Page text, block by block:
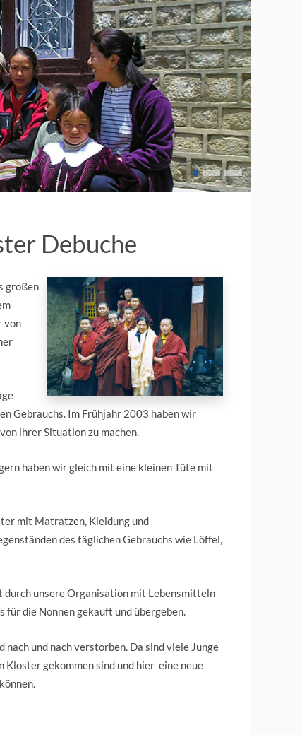
Debuche
großen
von
Gebrauchs. Im Frühjahr 2003 haben wir
ihrer Situation zu machen.
haben wir gleich mit eine kleinen Tüte mit
mit Matratzen, Kleidung und
des täglichen Gebrauchs wie Löffel,
unsere Organisation mit Lebensmitteln
für die Nonnen gekauft und übergeben.
und nach verstorben. Da sind viele Junge
Kloster gekommen sind und hier eine neue